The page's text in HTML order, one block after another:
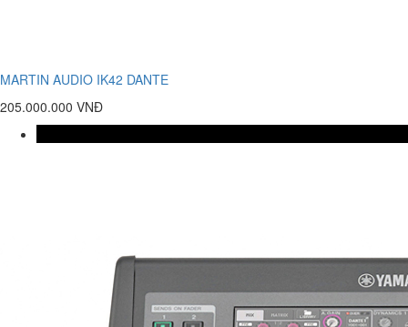
MARTIN AUDIO IK42 DANTE
205.000.000 VNĐ